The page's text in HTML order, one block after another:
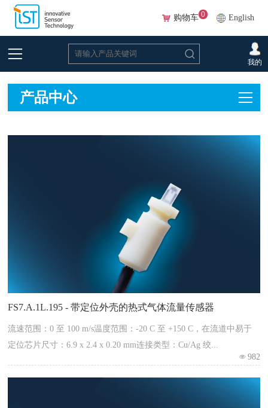
English
购物车 0
我的
首页 在线选型(Beta)>流量传感器
产品中心
FS7.A.1L.195 - 带定位外壳的热式气体流量传感器
流速范围：0 至 100 m/s温度范围：-20 C 至 +150 C，在流道中易于
定位芯片尺寸：6.9 x 2.4 x 0.20 mm连接类型：Cu/Ag 绞...
982